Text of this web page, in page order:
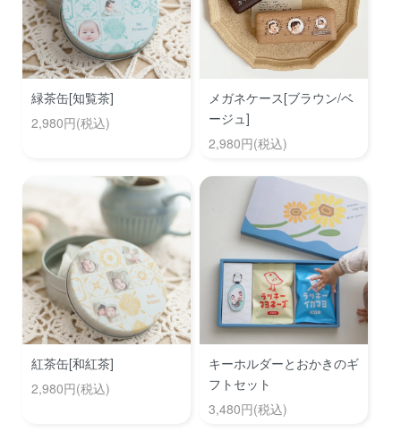
緑茶缶[知覧茶]
2,980円(税込)
メガネケース[ブラウン/ベ
ージュ]
2,980円(税込)
紅茶缶[和紅茶]
2,980円(税込)
キーホルダーとおかきのギ
フトセット
3,480円(税込)